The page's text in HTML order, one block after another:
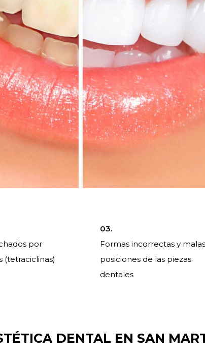
por
(tetraciclinas)
03.
Formas incorrectas y malas
posiciones de las piezas
dentales
DENTAL EN SAN